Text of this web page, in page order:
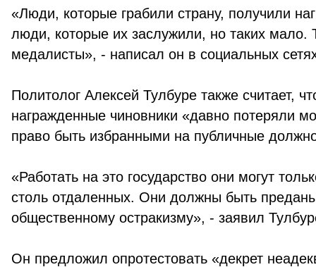
«Люди, которые грабили страну, получили
люди, которые их заслужили, но таких мало.
медалисты», - написал он в социальных
Политолог Алексей Тулбуре также считает,
награжденные чиновники «давно потеряли
право быть избранными на публичные
«Работать на это государство они могут
столь отдаленных. Они должны быть
общественному остракизму», - заявил
Он предложил опротестовать «декрет